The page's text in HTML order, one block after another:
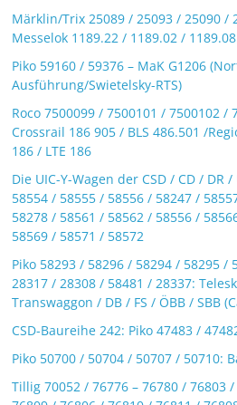
Märklin/Trix 25089 / 25093 / 25090 /
Messelok 1189.22 / 1189.02 / 1189.08
Piko 59160 / 59376 – MaK G1206
Ausführung/Swietelsky-RTS)
Roco 7500099 / 7500101 / 7500102 /
Crossrail 186 905 / BLS 486.501 /
186 / LTE 186
Die UIC-Y-Wagen der CSD / CD / DR
58554 / 58555 / 58556 / 58247 /
58278 / 58561 / 58562 / 58556 /
58569 / 58571 / 58572
Piko 58293 / 58296 / 58294 / 58295 /
28317 / 28308 / 58481 / 28337:
Transwaggon / DB / FS / ÖBB / SBB
CSD-Baureihe 242: Piko 47483 /
Piko 50700 / 50704 / 50707 / 50710:
Tillig 70052 / 76776 – 76780 / 76803